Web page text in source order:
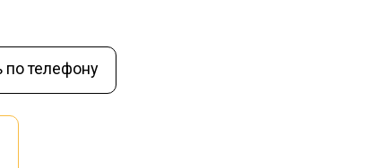
по телефону